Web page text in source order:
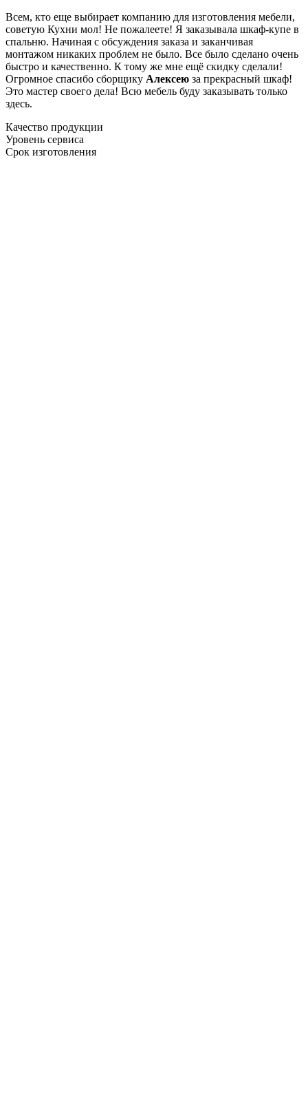
Всем, кто еще выбирает компанию для изготовления мебели,
советую Кухни мол! Не пожалеете! Я заказывала шкаф-купе в
спальню. Начиная с обсуждения заказа и заканчивая
монтажом никаких проблем не было. Все было сделано очень
быстро и качественно. К тому же мне ещё скидку сделали!
Огромное спасибо сборщику Алексею за прекрасный шкаф!
Это мастер своего дела! Всю мебель буду заказывать только
здесь.
Качество продукции
Уровень сервиса
Срок изготовления